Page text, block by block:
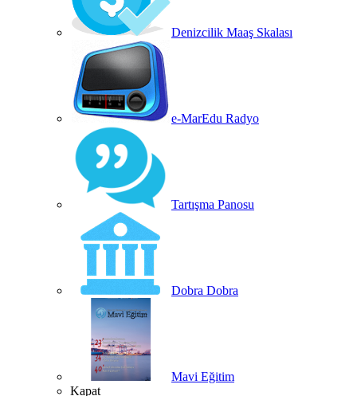
Denizcilik Maaş Skalası
e-MarEdu Radyo
Tartışma Panosu
Dobra Dobra
Mavi Eğitim
Kapat